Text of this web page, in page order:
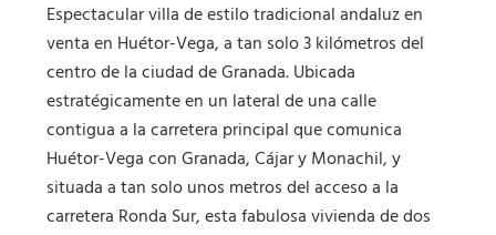
Espectacular villa de estilo tradicional andaluz en
venta en Huétor-Vega, a tan solo 3 kilómetros del
centro de la ciudad de Granada. Ubicada
estratégicamente en un lateral de una calle
contigua a la carretera principal que comunica
Huétor-Vega con Granada, Cájar y Monachil, y
situada a tan solo unos metros del acceso a la
carretera Ronda Sur, esta fabulosa vivienda de dos